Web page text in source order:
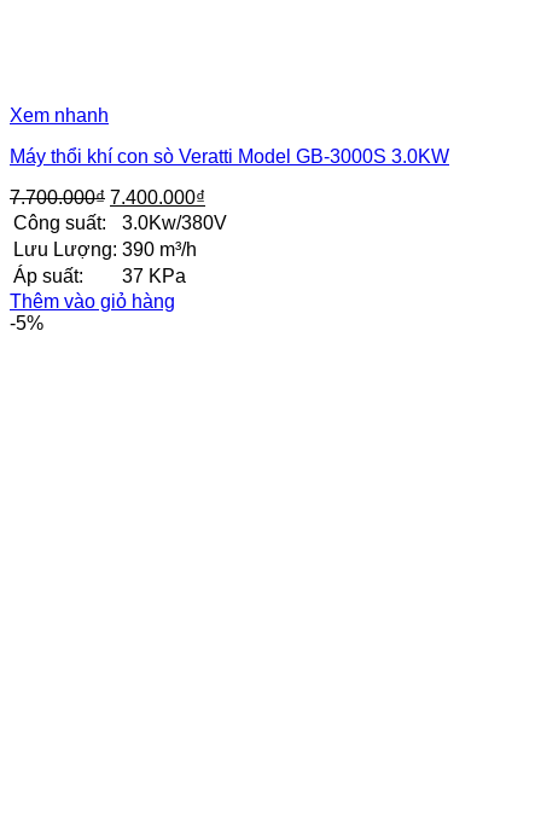
Xem nhanh
Máy thổi khí con sò Veratti Model GB-3000S 3.0KW
7.700.000₫ Giá
gốc
là:
7.700.000₫.
7.400.000₫
hiện
Công suất:
3.0Kw/380V
Lưu Lượng: 390 m³/h
Áp suất:
37 KPa
Thêm vào giỏ hàng
-5%